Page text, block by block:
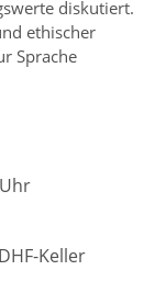
diskutiert.
ethischer
Sprache
Keller